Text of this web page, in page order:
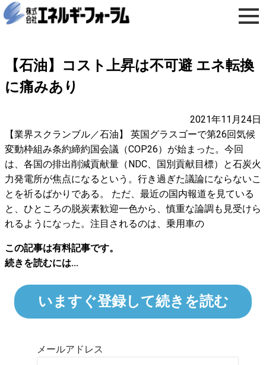
【石油】コスト上昇は不可避 エネ転換
に痛みあり
2021年11月24日
【業界スクランブル／石油】 英国グラスゴーで第26回気候
変動枠組み条約締約国会議（COP26）が始まった。今回
は、各国の排出削減貢献量（NDC、国別貢献目標）と石炭火
力発電所が焦点になるという。行き過ぎた議論にならないこ
とを祈るばかりである。 ただ、最近の国内報道を見ている
と、ひところの脱炭素歓迎一色から、慎重な論調も見受けら
れるようになった。注目されるのは、乗用車の
この記事は有料記事です。
続きを読むには...
いますぐ登録して続きを読む
メールアドレス